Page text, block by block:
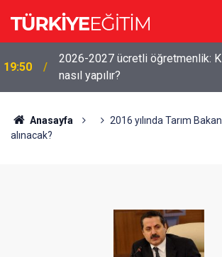
19:50
2026-2027 ücretli öğretmenlik:
nasıl yapılır?
Anasayfa
2016 yılında Tarım
alınacak?